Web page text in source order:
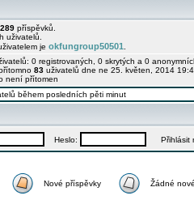
příspěvků.
uživatelů.
je okfungroup50501
0 registrovaných, 0 skrytých a 0
83 uživatelů dne ne 25. květen, 2014
není přítomen
během posledních pěti minut
Heslo: Přihlásit
Nové příspěvky Žádné